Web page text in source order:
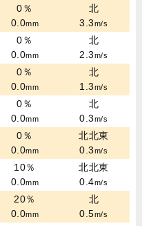
0％
0.0mm
北
3.3m/s
0％
0.0mm
北
2.3m/s
0％
0.0mm
北
1.3m/s
0％
0.0mm
北
0.3m/s
0％
0.0mm
北北東
0.3m/s
10％
0.0mm
北北東
0.4m/s
20％
0.0mm
北
0.5m/s